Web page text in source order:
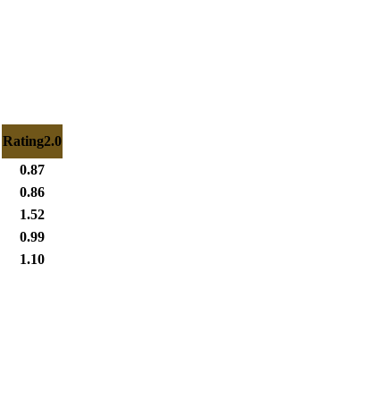
Rating2.0
0.87
0.86
1.52
0.99
1.10